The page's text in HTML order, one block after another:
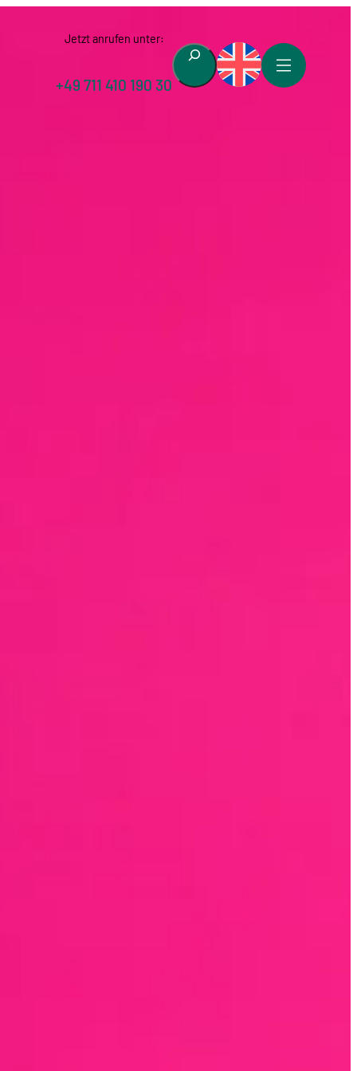
Jetzt anrufen unter:
+49 711 410 190 30
Suchen